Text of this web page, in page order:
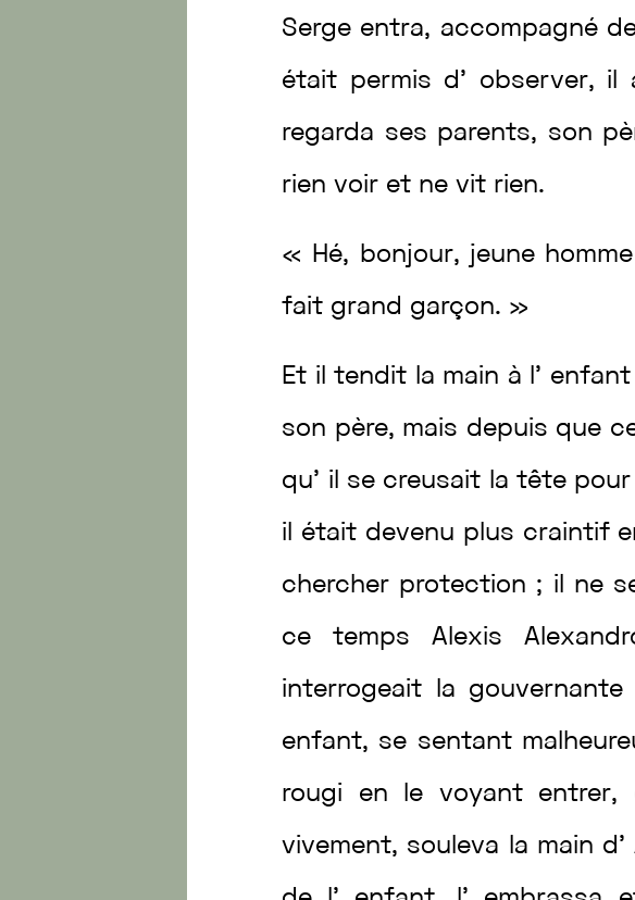
Serge entra, accompagné
était permis d’ observer, il
regarda ses parents, son
rienvoir et nevit rien.
« Hé, bonjour, jeune homme
fait grand garçon. »
Et iltendit la main à l’ enfant
son père, mais depuis que
qu’ il se creusait latête pour
il était devenu plus craintif
chercher protection ; il ne
cetempsAlexis
interrogeait la gouvernante
enfant, se sentant
rougi en le voyant entrer,
vivement, souleva la main d’